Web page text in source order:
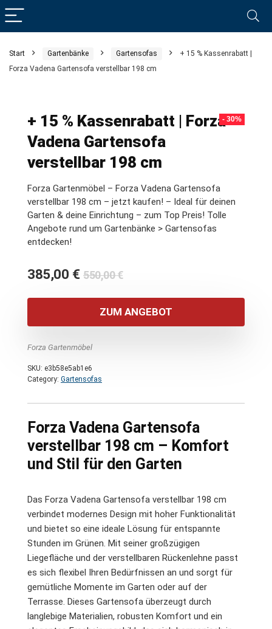
Start Gartenbänke Gartensofas
+ 15 % Kassenrabatt |
Forza Vadena Gartensofa verstellbar 198 cm
- 30%
+ 15 % Kassenrabatt | Forza
Vadena Gartensofa
verstellbar 198 cm
Forza Gartenmöbel – Forza Vadena Gartensofa
verstellbar 198 cm – jetzt kaufen! – Ideal für deinen
Garten & deine Einrichtung – zum Top Preis! Tolle
Angebote rund um Gartenbänke > Gartensofas
entdecken!
550,00€Ursprünglicher
war:
550,00 €
385,00 €
Aktueller
ist:
385,00 €.
ZUM ANGEBOT
Forza Gartenmöbel
SKU: e3b58e5ab1e6
Category: Gartensofas
Forza Vadena Gartensofa
verstellbar 198 cm – Komfort
und Stil für den Garten
Das Forza Vadena Gartensofa verstellbar 198 cm
verbindet modernes Design mit hoher Funktionalität
und bietet so eine ideale Lösung für entspannte
Stunden im Grünen. Mit seiner großzügigen
Liegefläche und der verstellbaren Rückenlehne passt
es sich flexibel Ihren Bedürfnissen an und sorgt für
gemütliche Momente im Garten oder auf der
Terrasse. Dieses Gartensofa überzeugt durch
langlebige Materialien, robusten Komfort und ein